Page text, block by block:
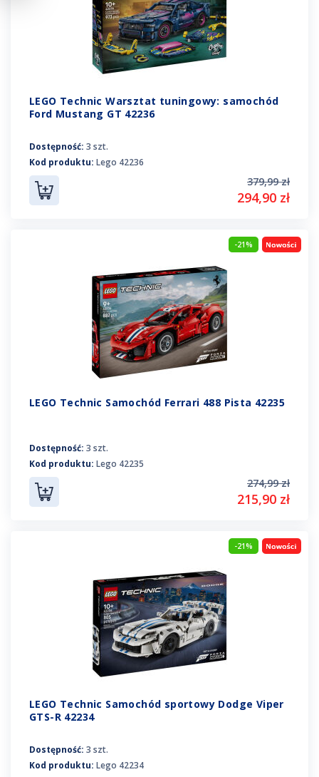
LEGO Technic Warsztat tuningowy: samochód
Ford Mustang GT 42236
Dostępność: 3 szt.
Kod produktu: Lego 42236
379,99 zł
294,90 zł
-21%
LEGO Technic Samochód Ferrari 488 Pista 42235
Dostępność: 3 szt.
Kod produktu: Lego 42235
274,99 zł
215,90 zł
-21%
LEGO Technic Samochód sportowy Dodge Viper
GTS-R 42234
Dostępność: 3 szt.
Kod produktu: Lego 42234